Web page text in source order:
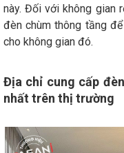
này. Đối với không gian
đèn chùm thông tầng
cho không gian đó.
Địa chỉ cung cấp
nhất trên thị trường